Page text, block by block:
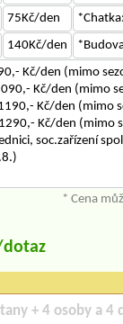
75Kč/den *Chatka:
140Kč/den
Kč/den (mimo
Kč/den (mimo
Kč/den (mimo
Kč/den (mimo
soc.zařízení
* Cena
dotaz